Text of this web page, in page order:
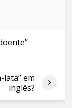
lata” em
inglês?